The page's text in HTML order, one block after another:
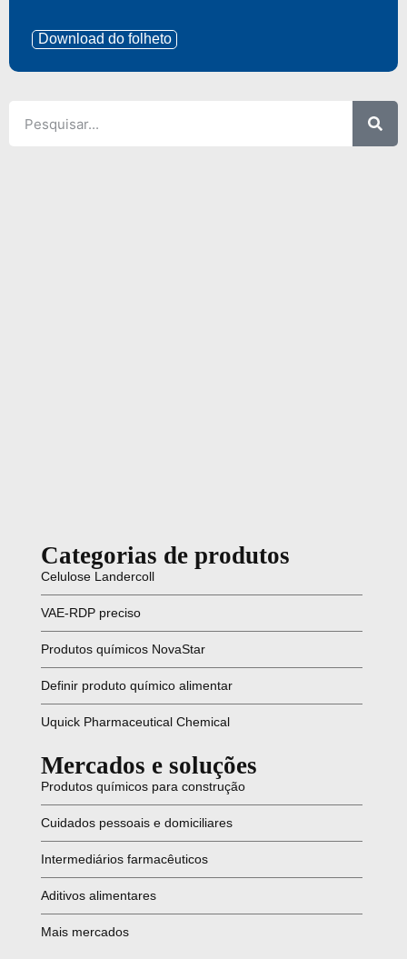
Download do folheto
Categorias de produtos
Celulose Landercoll
VAE-RDP preciso
Produtos químicos NovaStar
Definir produto químico alimentar
Uquick Pharmaceutical Chemical
Mercados e soluções
Produtos químicos para construção
Cuidados pessoais e domiciliares
Intermediários farmacêuticos
Aditivos alimentares
Mais mercados